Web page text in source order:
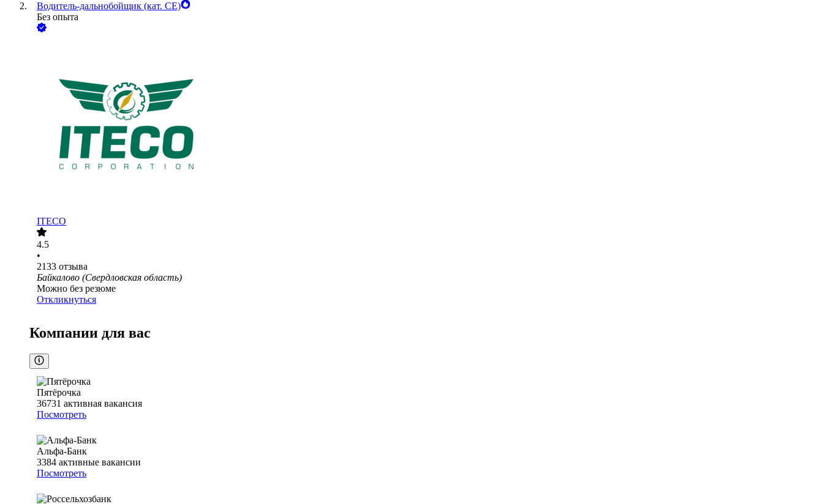
Водитель-дальнобойщик (кат. CE)
Без опыта
ITECO
4.5
•
2133 отзыва
Байкалово (Свердловская область)
Можно без резюме
Откликнуться
Компании для вас
Пятёрочка
36731 активная вакансия
Посмотреть
Альфа-Банк
3384 активные вакансии
Посмотреть